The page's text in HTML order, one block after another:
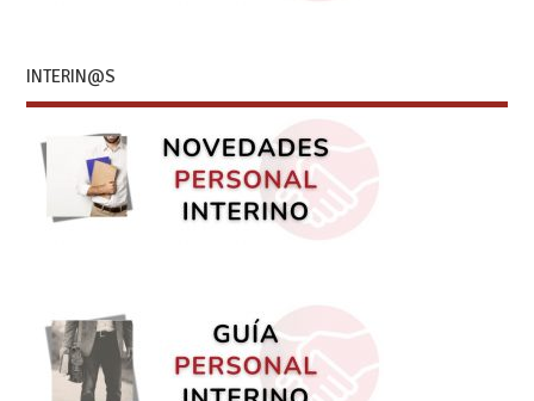
INTERIN@S